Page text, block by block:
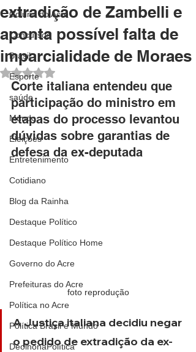
Coluna do Acre
Concursos
Brasil
Esporte
saúde
Mundo
Eleições
Entretenimento
Cotidiano
Blog da Rainha
Destaque Político
Destaque Político Home
Governo do Acre
Prefeituras do Acre
Política no Acre
Política Brasil e Mundo
DeolhonaPolítica
extradição de Zambelli e
aponta possível falta de
imparcialidade de Moraes
Avaliado com NaN de 5 estrelas.
Corte italiana entendeu que
participação do ministro em
etapas do processo levantou
dúvidas sobre garantias de
defesa da ex-deputada
foto reprodução
A Justiça italiana decidiu negar
o pedido de extradição da ex-